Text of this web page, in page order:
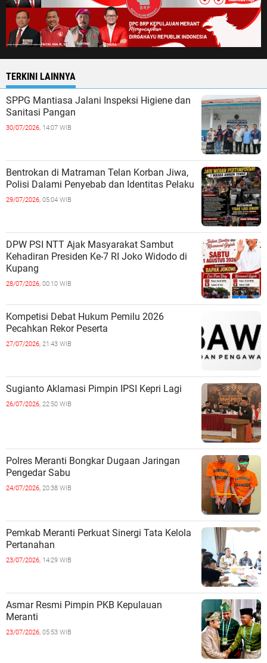
TERKINI LAINNYA
SPPG Mantiasa Jalani Inspeksi Higiene dan
Sanitasi Pangan
30/07/2026, 14:07 WIB
Bentrokan di Matraman Telan Korban Jiwa,
Polisi Dalami Penyebab dan Identitas Pelaku
29/07/2026, 05:04 WIB
DPW PSI NTT Ajak Masyarakat Sambut
Kehadiran Presiden Ke-7 RI Joko Widodo di
Kupang
28/07/2026, 00:10 WIB
Kompetisi Debat Hukum Pemilu 2026
Pecahkan Rekor Peserta
27/07/2026, 21:43 WIB
Sugianto Aklamasi Pimpin IPSI Kepri Lagi
26/07/2026, 22:50 WIB
Polres Meranti Bongkar Dugaan Jaringan
Pengedar Sabu
24/07/2026, 20:38 WIB
Pemkab Meranti Perkuat Sinergi Tata Kelola
Pertanahan
23/07/2026, 14:29 WIB
Asmar Resmi Pimpin PKB Kepulauan
Meranti
23/07/2026, 05:53 WIB